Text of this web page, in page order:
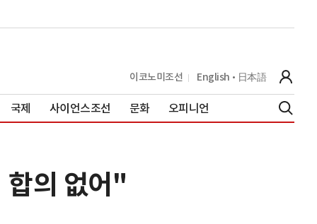
이코노미조선 English 日本語
국제 사이언스조선 문화 오피니언
의 없어"